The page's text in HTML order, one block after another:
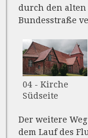
durch den alten
Bundesstraße
04 - Kirche
Südseite
Der weitere
dem Lauf des